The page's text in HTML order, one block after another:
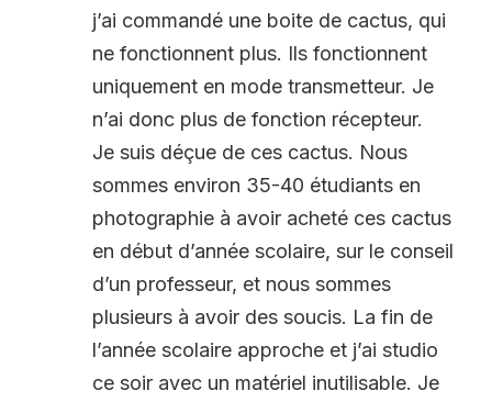
j’ai commandé une boite de cactus, qui
ne fonctionnent plus. Ils fonctionnent
uniquement en mode transmetteur. Je
n’ai donc plus de fonction récepteur.
Je suis déçue de ces cactus. Nous
sommes environ 35-40 étudiants en
photographie à avoir acheté ces cactus
en début d’année scolaire, sur le conseil
d’un professeur, et nous sommes
plusieurs à avoir des soucis. La fin de
l’année scolaire approche et j’ai studio
ce soir avec un matériel inutilisable. Je